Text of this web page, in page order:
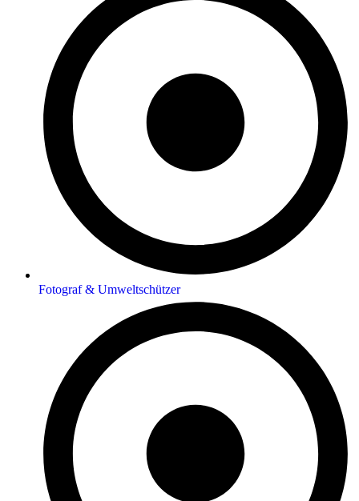
Fotograf & Umweltschützer